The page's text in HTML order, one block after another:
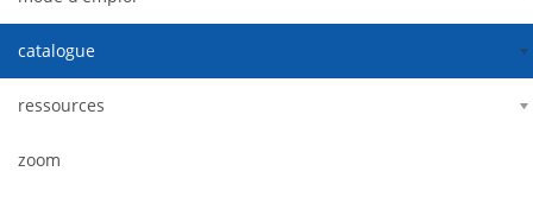
catalogue
ressources
zoom